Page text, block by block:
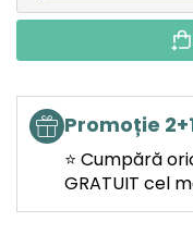
Promoție
⭐ Cumpără
GRATUIT cel